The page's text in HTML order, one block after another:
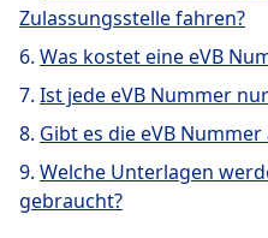
Zulassungsstelle fahren?
Was kostet eine eVB
Ist jede eVB Nummer
Gibt es die eVB
Welche Unterlagen
gebraucht?